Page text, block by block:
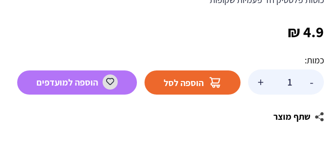
4.9
₪
כמות:
-
של
שקופות
+ הוספה לסל הוספה למועדפים
שתף מוצר